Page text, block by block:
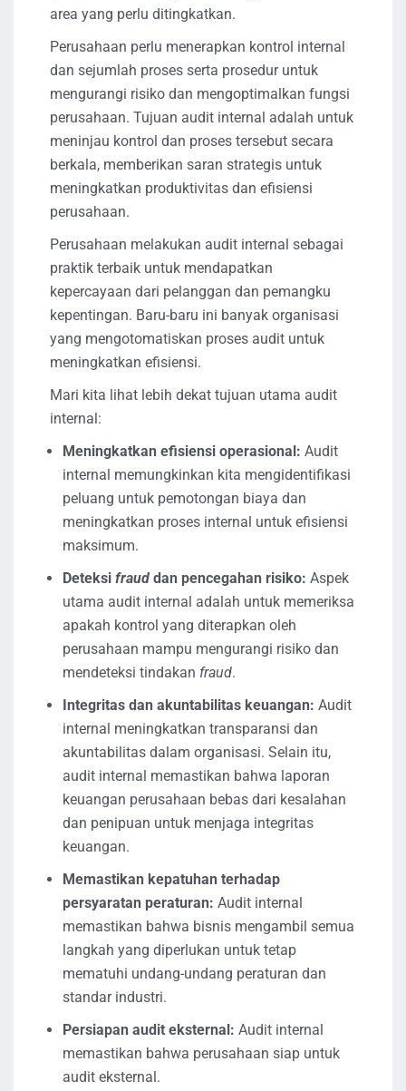
area yang perlu ditingkatkan.
Perusahaan perlu menerapkan kontrol internal
dan sejumlah proses serta prosedur untuk
mengurangi risiko dan mengoptimalkan fungsi
perusahaan. Tujuan audit internal adalah untuk
meninjau kontrol dan proses tersebut secara
berkala, memberikan saran strategis untuk
meningkatkan produktivitas dan efisiensi
perusahaan.
Perusahaan melakukan audit internal sebagai
praktik terbaik untuk mendapatkan
kepercayaan dari pelanggan dan pemangku
kepentingan. Baru-baru ini banyak organisasi
yang mengotomatiskan proses audit untuk
meningkatkan efisiensi.
Mari kita lihat lebih dekat tujuan utama audit
internal:
Meningkatkan efisiensi operasional: Audit
internal memungkinkan kita mengidentifikasi
peluang untuk pemotongan biaya dan
meningkatkan proses internal untuk efisiensi
maksimum.
Deteksi fraud dan pencegahan risiko: Aspek
utama audit internal adalah untuk memeriksa
apakah kontrol yang diterapkan oleh
perusahaan mampu mengurangi risiko dan
mendeteksi tindakan fraud.
Integritas dan akuntabilitas keuangan: Audit
internal meningkatkan transparansi dan
akuntabilitas dalam organisasi. Selain itu,
audit internal memastikan bahwa laporan
keuangan perusahaan bebas dari kesalahan
dan penipuan untuk menjaga integritas
keuangan.
Memastikan kepatuhan terhadap
persyaratan peraturan: Audit internal
memastikan bahwa bisnis mengambil semua
langkah yang diperlukan untuk tetap
mematuhi undang-undang peraturan dan
standar industri.
Persiapan audit eksternal: Audit internal
memastikan bahwa perusahaan siap untuk
audit eksternal.